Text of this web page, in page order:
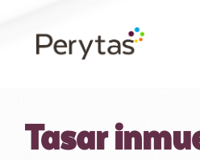
Tasar